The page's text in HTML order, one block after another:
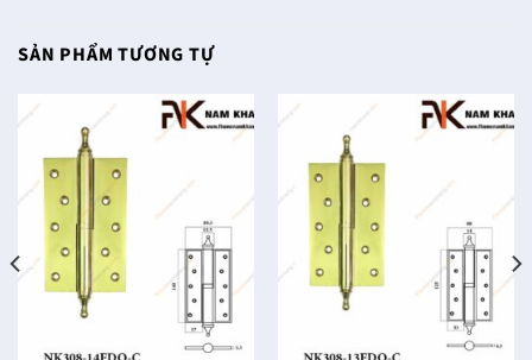
SẢN PHẨM TƯƠNG TỰ